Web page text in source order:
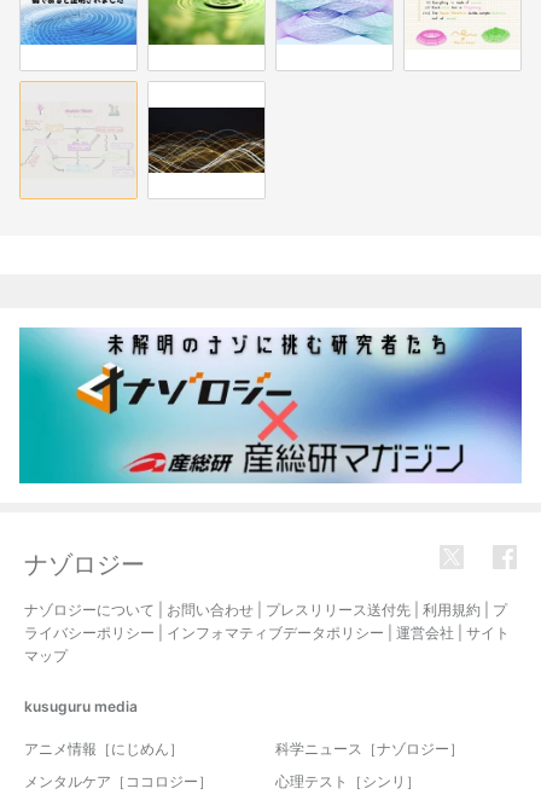
ナゾロジー
ナゾロジーについて お問い合わせ プレスリリース送付先 利用規約
プ
ライバシーポリシー
インフォマティブデータポリシー 運営会社
サイト
マップ
kusuguru media
アニメ情報［にじめん］
科学ニュース［ナゾロジー］
メンタルケア［ココロジー］
心理テスト［シンリ］